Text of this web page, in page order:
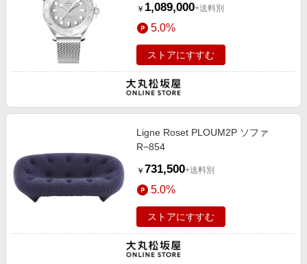
￥ 1,089,000+送料別
5.0%
ストアにすすむ
Ligne Roset PLOUM2P ソファ
R−854
￥ 731,500+送料別
5.0%
ストアにすすむ